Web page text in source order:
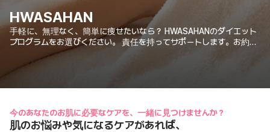
HWASAHAN
手軽に、無理なく、簡単に痩せたいなら？ HWASAHANのダイエット
プログラムをお選びください。 責任を持ってサポートします。お約束
します。 あなたのダイエットは、必ず成功します。
今のあなたのお肌に必要なケアを、一緒に見つけませんか？
肌のお悩みや気になるケアがあれば、